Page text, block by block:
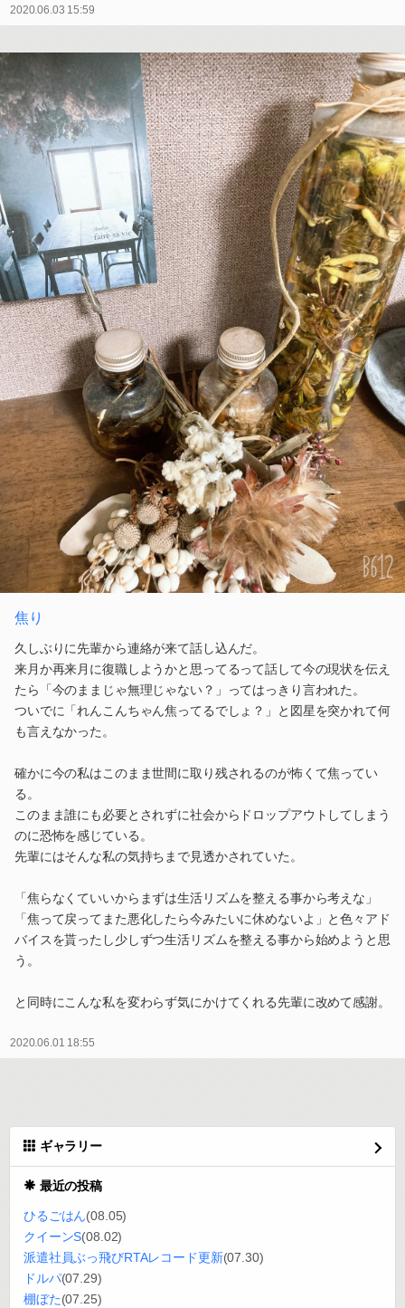
2020.06.03 15:59
焦り
久しぶりに先輩から連絡が来て話し込んだ。
来月か再来月に復職しようかと思ってるって話して今の現状を伝え
たら「今のままじゃ無理じゃない？」ってはっきり言われた。
ついでに「れんこんちゃん焦ってるでしょ？」と図星を突かれて何
も言えなかった。
確かに今の私はこのまま世間に取り残されるのが怖くて焦ってい
る。
このまま誰にも必要とされずに社会からドロップアウトしてしまう
のに恐怖を感じている。
先輩にはそんな私の気持ちまで見透かされていた。
「焦らなくていいからまずは生活リズムを整える事から考えな」
「焦って戻ってまた悪化したら今みたいに休めないよ」と色々アド
バイスを貰ったし少しずつ生活リズムを整える事から始めようと思
う。
と同時にこんな私を変わらず気にかけてくれる先輩に改めて感謝。
2020.06.01 18:55
ギャラリー
最近の投稿
ひるごはん(08.05)
クイーンS(08.02)
派遣社員ぶっ飛びRTAレコード更新(07.30)
ドルパ(07.29)
棚ぼた(07.25)